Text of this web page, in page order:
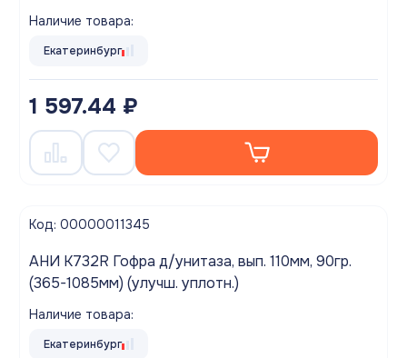
Наличие товара:
Екатеринбург
1 597.44 ₽
Код: 00000011345
АНИ K732R Гофра д/унитаза, вып. 110мм, 90гр.
(365-1085мм) (улучш. уплотн.)
Наличие товара:
Екатеринбург